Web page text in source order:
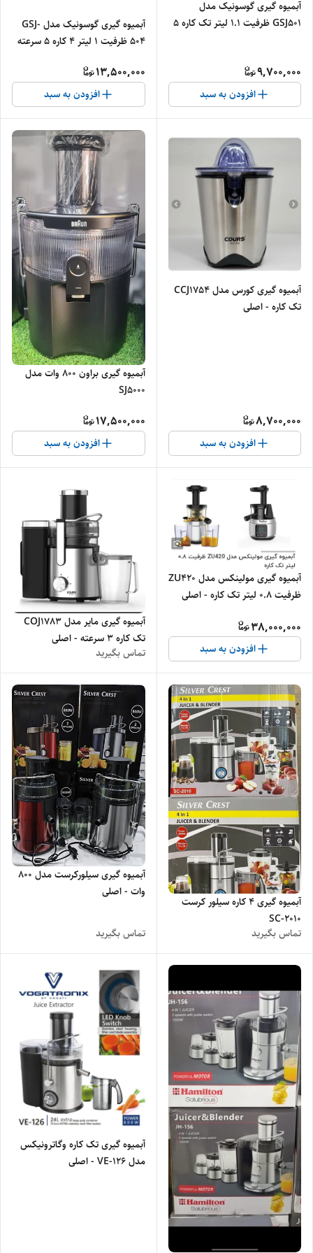
آبمیوه گیری گوسونیک مدل
GSJ501 ظرفیت ۱.۱ لیتر تک کاره ۵
9,700,000
افزودن به سبد
آبمیوه گیری گوسونیک مدل GSJ-
504 ظرفیت ۱ لیتر ۴ کاره ۵ سرعته
13,500,000
افزودن به سبد
آبمیوه گیری کورس مدل CCJ1754
تک کاره - اصلی
8,700,000
افزودن به سبد
آبمیوه گیری براون 800 وات مدل
SJ5000
17,500,000
افزودن به سبد
آبمیوه گیری مولینکس مدل ZU420
ظرفیت ۰.۸ لیتر تک کاره - اصلی
38,000,000
افزودن به سبد
آبمیوه گیری مایر مدل COJ1783
تک کاره ۳ سرعته - اصلی
تماس بگیرید
آبمیوه گیری ۴ کاره سیلور کرست
SC-2010
تماس بگیرید
آبمیوه گیری سیلورکرست مدل 800
وات - اصلی
تماس بگیرید
آبمیوه گیری تک کاره وگاترونیکس
مدل VE-126 - اصلی